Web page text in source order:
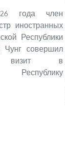
года член
иностранных
Республики
совершил
визит в
Республику